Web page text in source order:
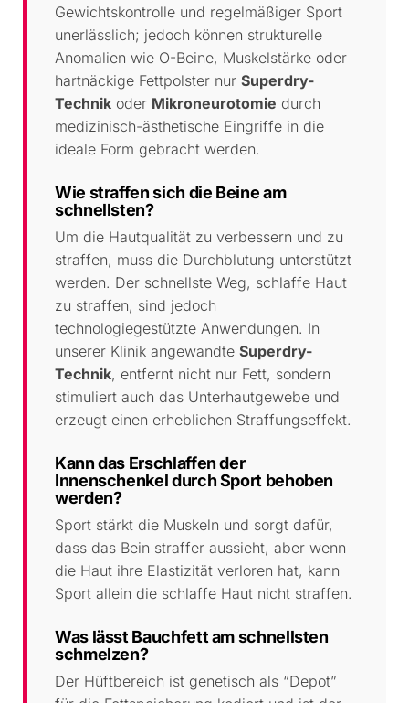
Gewichtskontrolle und regelmäßiger Sport
unerlässlich; jedoch können strukturelle
Anomalien wie O-Beine, Muskelstärke oder
hartnäckige Fettpolster nur Superdry-
Technik oder Mikroneurotomie durch
medizinisch-ästhetische Eingriffe in die
ideale Form gebracht werden.
Wie straffen sich die Beine am
schnellsten?
Um die Hautqualität zu verbessern und zu
straffen, muss die Durchblutung unterstützt
werden. Der schnellste Weg, schlaffe Haut
zu straffen, sind jedoch
technologiegestützte Anwendungen. In
unserer Klinik angewandte Superdry-
Technik, entfernt nicht nur Fett, sondern
stimuliert auch das Unterhautgewebe und
erzeugt einen erheblichen Straffungseffekt.
Kann das Erschlaffen der
Innenschenkel durch Sport behoben
werden?
Sport stärkt die Muskeln und sorgt dafür,
dass das Bein straffer aussieht, aber wenn
die Haut ihre Elastizität verloren hat, kann
Sport allein die schlaffe Haut nicht straffen.
Was lässt Bauchfett am schnellsten
schmelzen?
Der Hüftbereich ist genetisch als “Depot”